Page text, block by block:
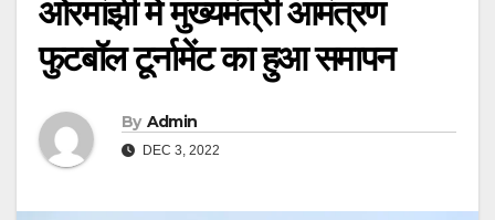
ओरमांझी में मुख्यमंत्री आमंत्रण
फुटबॉल टूर्नामेंट का हुआ समापन
By Admin
DEC 3, 2022